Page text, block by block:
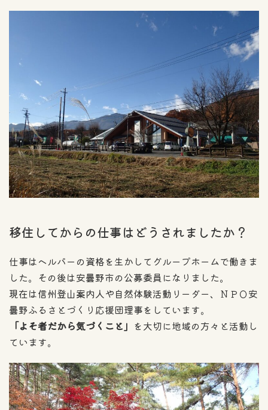
移住してからの仕事はどうされましたか？
仕事はヘルパーの資格を生かしてグループホームで働きま
した。その後は安曇野市の公募委員になりました。
現在は信州登山案内人や自然体験活動リーダー、ＮＰＯ安
曇野ふるさとづくり応援団理事をしています。
「よそ者だから気づくこと」 を大切に地域の方々と活動し
ています。